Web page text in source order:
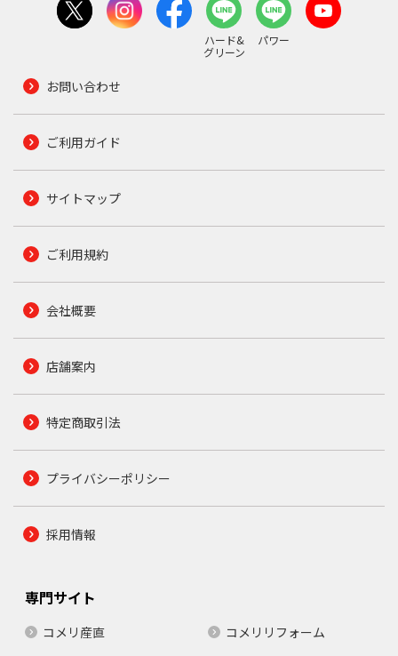
ハード&
グリーン
パワー
お問い合わせ
ご利用ガイド
サイトマップ
ご利用規約
会社概要
店舗案内
特定商取引法
プライバシーポリシー
採用情報
専門サイト
コメリ産直 コメリリフォーム